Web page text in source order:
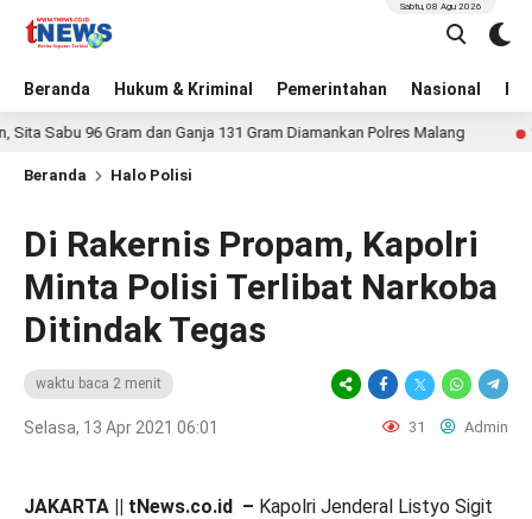
Beranda Hukum & Kriminal Pemerintahan Nasional
Sabtu, 08 Agu 2026
96 Gram dan Ganja 131 Gram Diamankan Polres Malang 1 hari
Beranda Halo Polisi
Di Rakernis Propam, Kapolri
Minta Polisi Terlibat Narkoba
Ditindak Tegas
waktu baca 2 menit
Selasa, 13 Apr 2021 06:01 31 Admin
JAKARTA || tNews.co.id – Kapolri Jenderal Listyo Sigit